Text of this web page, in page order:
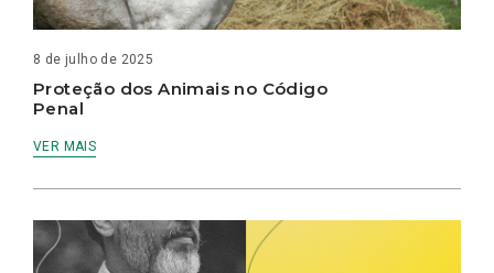
8 de julho de 2025
Proteção dos Animais no Código
Penal
VER MAIS